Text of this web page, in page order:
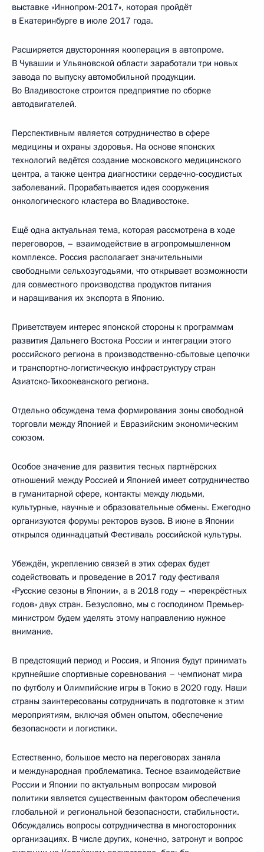
выставке «Иннопром-2017», которая пройдёт
в Екатеринбурге в июле 2017 года.
Расширяется двусторонняя кооперация в автопроме.
В Чувашии и Ульяновской области заработали три новых
завода по выпуску автомобильной продукции.
Во Владивостоке строится предприятие по сборке
автодвигателей.
Перспективным является сотрудничество в сфере
медицины и охраны здоровья. На основе японских
технологий ведётся создание московского медицинского
центра, а также центра диагностики сердечно-сосудистых
заболеваний. Прорабатывается идея сооружения
онкологического кластера во Владивостоке.
Ещё одна актуальная тема, которая рассмотрена в ходе
переговоров, – взаимодействие в агропромышленном
комплексе. Россия располагает значительными
свободными сельхозугодьями, что открывает возможности
для совместного производства продуктов питания
и наращивания их экспорта в Японию.
Приветствуем интерес японской стороны к программам
развития Дальнего Востока России и интеграции этого
российского региона в производственно-сбытовые цепочки
и транспортно-логистическую инфраструктуру стран
Азиатско-Тихоокеанского региона.
Отдельно обсуждена тема формирования зоны свободной
торговли между Японией и Евразийским экономическим
союзом.
Особое значение для развития тесных партнёрских
отношений между Россией и Японией имеет сотрудничество
в гуманитарной сфере, контакты между людьми,
культурные, научные и образовательные обмены. Ежегодно
организуются форумы ректоров вузов. В июне в Японии
открылся одиннадцатый Фестиваль российской культуры.
Убеждён, укреплению связей в этих сферах будет
содействовать и проведение в 2017 году фестиваля
«Русские сезоны в Японии», а в 2018 году – «перекрёстных
годов» двух стран. Безусловно, мы с господином Премьер-
министром будем уделять этому направлению нужное
внимание.
В предстоящий период и Россия, и Япония будут принимать
крупнейшие спортивные соревнования – чемпионат мира
по футболу и Олимпийские игры в Токио в 2020 году. Наши
страны заинтересованы сотрудничать в подготовке к этим
мероприятиям, включая обмен опытом, обеспечение
безопасности и логистики.
Естественно, большое место на переговорах заняла
и международная проблематика. Тесное взаимодействие
России и Японии по актуальным вопросам мировой
политики является существенным фактором обеспечения
глобальной и региональной безопасности, стабильности.
Обсуждались вопросы сотрудничества в многосторонних
организациях. В числе других, конечно, затронут и вопрос